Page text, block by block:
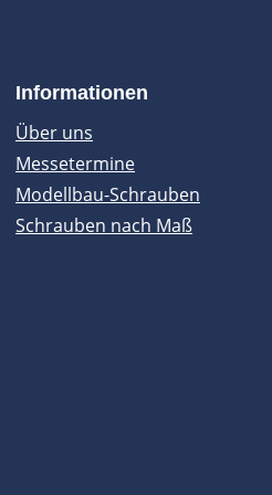
Informationen
Über uns
Messetermine
Modellbau-Schrauben
Schrauben nach Maß